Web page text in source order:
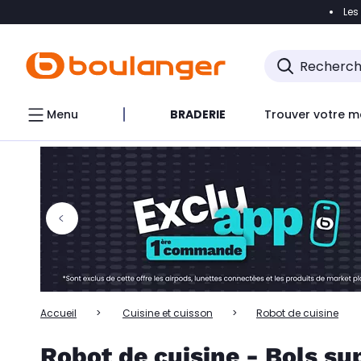
Accéder
Accéder directement au chatbot
Menu BRADERIE Trouver votre
Accueil Cuisine et cuisson Robot de cuisine